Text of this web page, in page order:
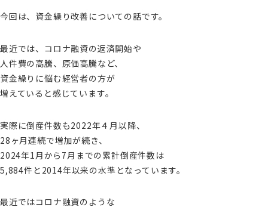
今回は、資金繰り改善についての話です。
最近では、コロナ融資の返済開始や
人件費の高騰、原価高騰など、
資金繰りに悩む経営者の方が
増えていると感じています。
実際に倒産件数も2022年４月以降、
28ヶ月連続で増加が続き、
2024年1月から7月までの累計倒産件数は
5,884件と2014年以来の水準となっています。
最近ではコロナ融資のような